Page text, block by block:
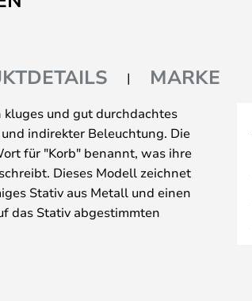
MARKE
und gut durchdachtes
indirekter Beleuchtung. Die
für "Korb" benannt, was ihre
Dieses Modell zeichnet
Stativ aus Metall und einen
das Stativ abgestimmten
Der Schirm ist unten